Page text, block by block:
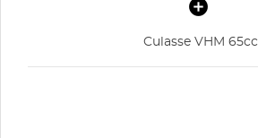
Culasse VHM 65cc